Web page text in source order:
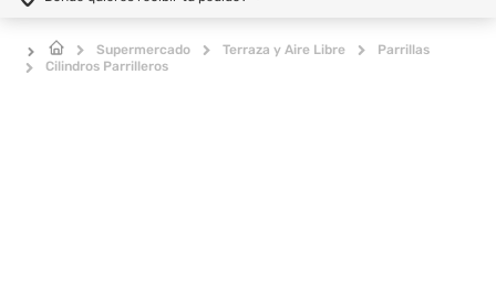
Supermercado Terraza y Aire Libre
Parrillas
Cilindros Parrilleros